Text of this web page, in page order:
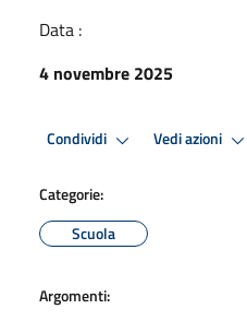
Data :
4 novembre 2025
Condividi Vedi azioni
Categorie:
Scuola
Argomenti: